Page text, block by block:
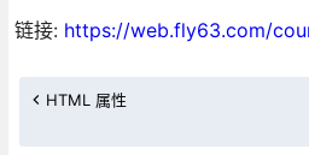
链接: https://web.fly63.com/
HTML 属性